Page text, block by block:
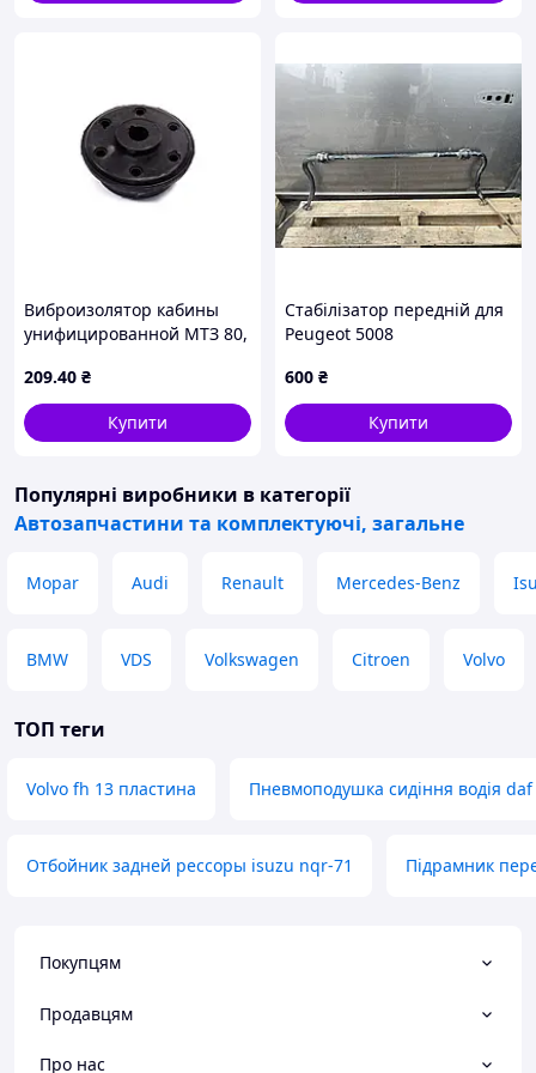
Виброизолятор кабины
унифицированной МТЗ 80,
Украина) О 2350946401
209.40 ₴
Купити
Стабілізатор передній для
Peugeot 5008
600 ₴
Купити
Популярні виробники в категорії
Автозапчастини та комплектуючі, загальне
Mopar Audi Renault Mercedes-Benz
BMW VDS Volkswagen Citroen Volvo
ТОП теги
Volvo fh 13 пластина Пневмоподушка сидіння водія
Отбойник задней рессоры isuzu nqr-71 Підрамник
Покупцям
Продавцям
Про нас